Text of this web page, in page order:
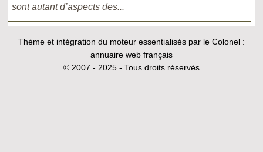
sont autant d’aspects des...
Thème et intégration du moteur essentialisés par le Colonel :
annuaire web français
© 2007 - 2025 - Tous droits réservés